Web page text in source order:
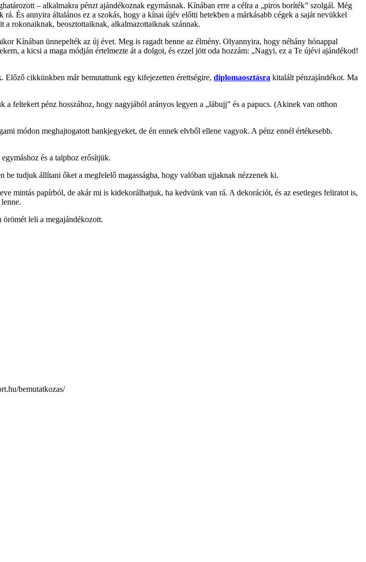
– alkalmakra pénzt ajándékoznak egymásnak. Kínában erre a célra a „piros boríték” szolgál. Még
És annyira általános ez a szokás, hogy a kínai újév előtti hetekben a márkásabb cégek a saját nevükkel
rokonaiknak, beosztottaiknak, alkalmazottaiknak szánnak.
Kínában ünnepelték az új évet. Meg is ragadt benne az élmény. Olyannyira, hogy néhány hónappal
a kicsi a maga módján értelmezte át a dolgot, és ezzel jött oda hozzám: „Nagyi, ez a Te újévi ajándékod!
cikkünkben már bemutattunk egy kifejezetten érettségire, diplomaosztásra kitalált pénzajándékot. Ma
feltekert pénz hosszához, hogy nagyjából arányos legyen a „lábujj” és a papucs. (Akinek van otthon
módon meghajtogatott bankjegyeket, de én ennek elvből ellene vagyok. A pénz ennél értékesebb.
és a talphoz erősítjük.
tudjuk állítani őket a megfelelő magasságba, hogy valóban ujjaknak nézzenek ki.
mintás papírból, de akár mi is kidekorálhatjuk, ha kedvünk van rá. A dekorációt, és az esetleges feliratot is,
leli a megajándékozott.
bemutatkozas/